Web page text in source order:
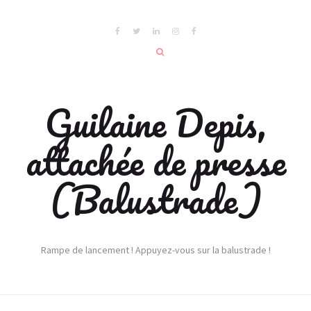
Guilaine Depis,
attachée de presse
(Balustrade)
Rampe de lancement ! Appuyez-vous sur la balustrade !